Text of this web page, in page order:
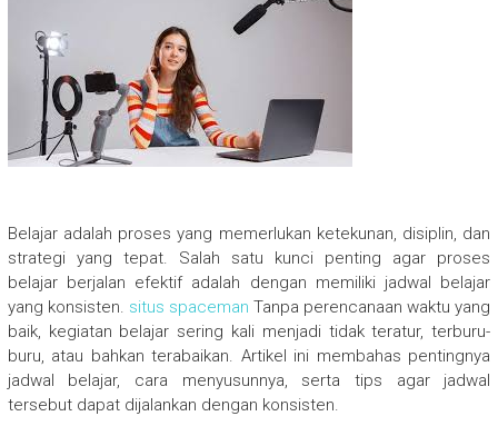
Belajar adalah proses yang memerlukan ketekunan, disiplin, dan
strategi yang tepat. Salah satu kunci penting agar proses
belajar berjalan efektif adalah dengan memiliki jadwal belajar
yang konsisten. situs spaceman Tanpa perencanaan waktu yang
baik, kegiatan belajar sering kali menjadi tidak teratur, terburu-
buru, atau bahkan terabaikan. Artikel ini membahas pentingnya
jadwal belajar, cara menyusunnya, serta tips agar jadwal
tersebut dapat dijalankan dengan konsisten.